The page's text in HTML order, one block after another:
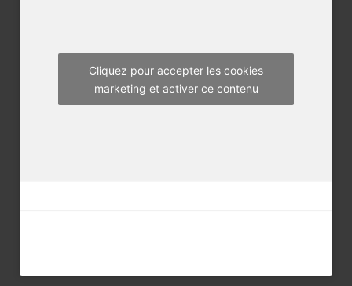
m
Cliquez pour accepter les cookies
marketing et activer ce contenu